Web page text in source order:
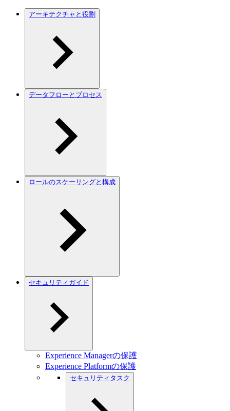
アーキテクチャと役割
データフローとプロセス
ロールのスケーリングと構成
セキュリティガイド
Experience Managerの保護
Experience Platformの保護
セキュリティタスク